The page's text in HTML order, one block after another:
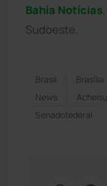
Bahia Notícias
Sudoeste.
Brasil Brasília
News
Senadofederal